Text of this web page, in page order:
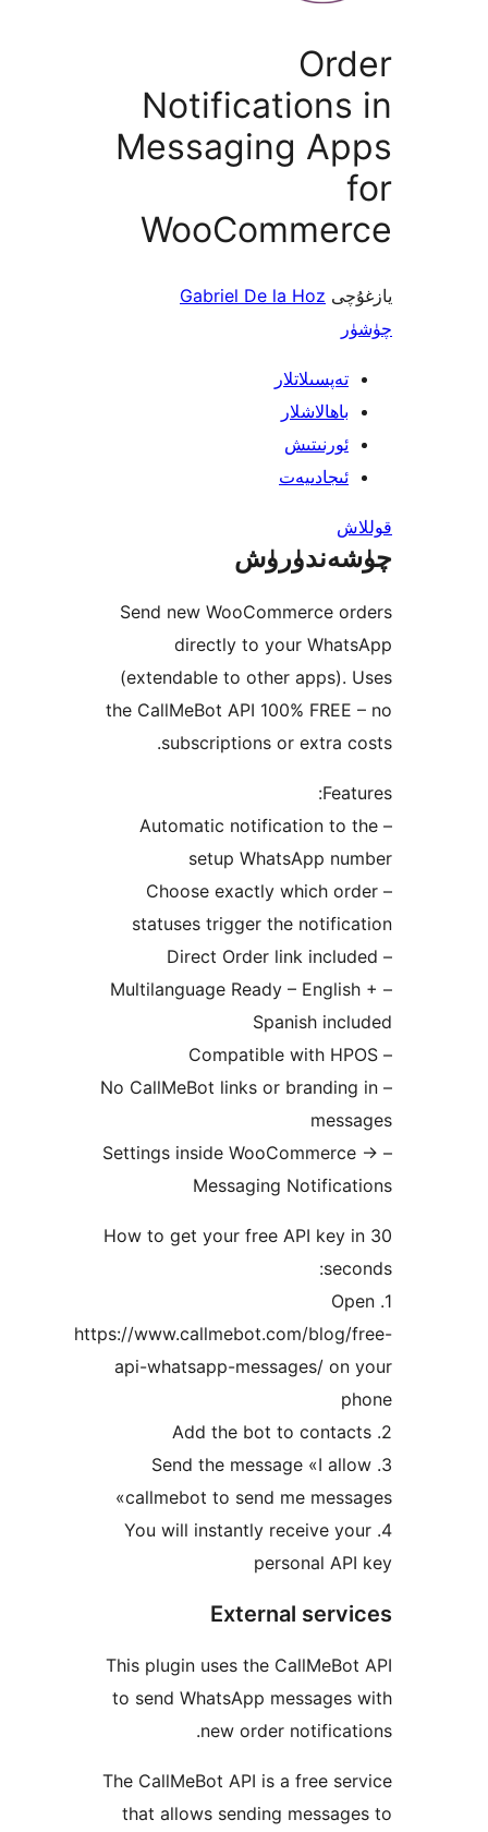
Messaging
Gabriel De la Hoz
Send new WooCommerce
directly to your
(extendable to other
the CallMeBot API 100%
subscriptions or
– Automatic notification
setup WhatsApp
– Choose exactly which
statuses trigger the
– Multilanguage Ready –
– No CallMeBot links or
Messaging
How to get your free API
https://www.callmebot.com/
api-whatsapp-messages/
3. Send the message «I
callmebot to send me
4. You will instantly receive
External
This plugin uses the
to send WhatsApp
new order
The CallMeBot API is a free
that allows sending